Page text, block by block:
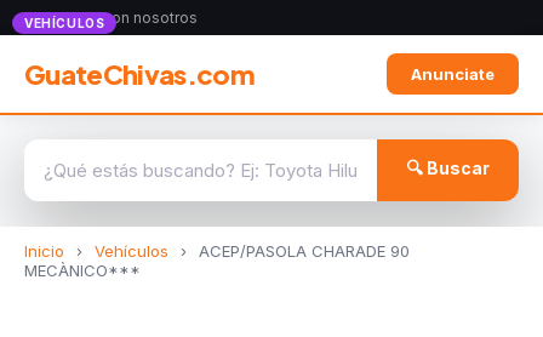
Anunciate con nosotros
GuateChivas.com Anunciate
🔍 Buscar
Inicio › Vehículos ›
ACEP/PASOLA CHARADE 90
MECÀNICO***
VEHÍCULOS